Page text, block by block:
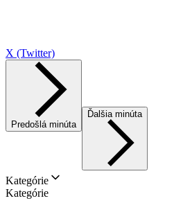
X (Twitter)
Predošlá minúta
Ďalšia minúta
Kategórie
Kategórie